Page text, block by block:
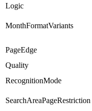
Logic
MonthFormatVariants
PageEdge
Quality
RecognitionMode
SearchAreaPageRestriction